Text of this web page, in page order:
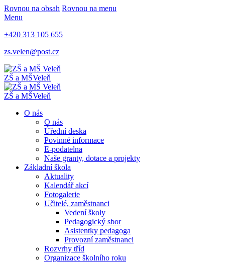
Rovnou na obsah Rovnou na menu
Menu
+420 313 105 655
zs.velen@post.cz
ZŠ a MŠVeleň
ZŠ a MŠVeleň
O nás
O nás
Úřední deska
Povinné informace
E-podatelna
Naše granty, dotace a projekty
Základní škola
Aktuality
Kalendář akcí
Fotogalerie
Učitelé, zaměstnanci
Vedení školy
Pedagogický sbor
Asistentky pedagoga
Provozní zaměstnanci
Rozvrhy tříd
Organizace školního roku